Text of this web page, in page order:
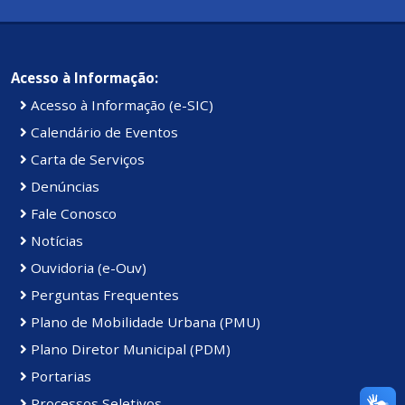
Acesso à Informação:
Acesso à Informação (e-SIC)
Calendário de Eventos
Carta de Serviços
Denúncias
Fale Conosco
Notícias
Ouvidoria (e-Ouv)
Perguntas Frequentes
Plano de Mobilidade Urbana (PMU)
Plano Diretor Municipal (PDM)
Portarias